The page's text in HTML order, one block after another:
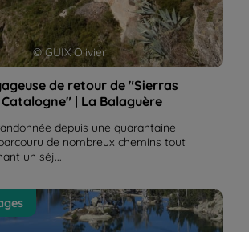
© GUIX Olivier
de retour de "Sierras
| La Balaguère
depuis une quarantaine
de nombreux chemins tout
un séj...
est une star du catalogue
Balaguère